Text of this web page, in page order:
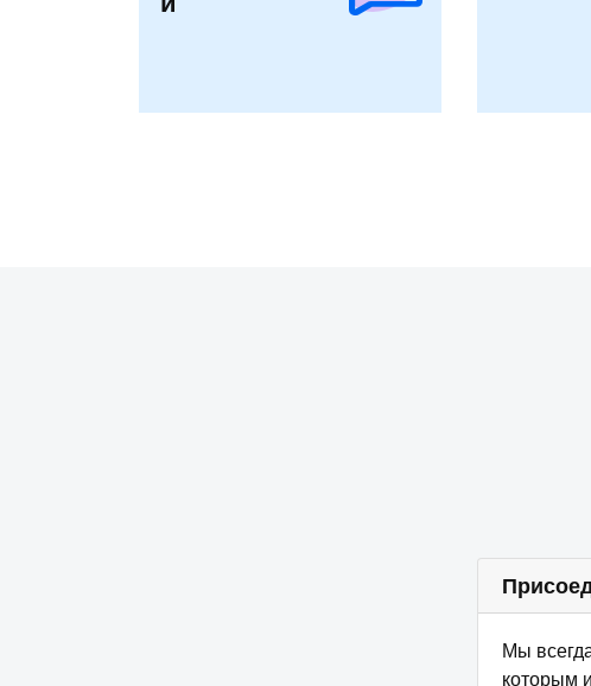
Мы
которым